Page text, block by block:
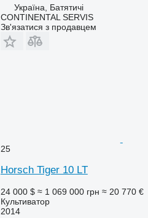
Україна, Батятичі
CONTINENTAL SERVIS
Зв'язатися з продавцем
25
Horsch Tiger 10 LT
24 000 $ ≈ 1 069 000 грн ≈ 20 770 €
Культиватор
2014